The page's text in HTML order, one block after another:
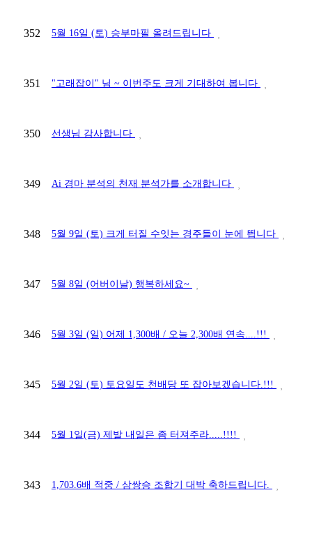
352 5월 16일 (토) 승부마필 올려드립니다
351 "고래잡이" 님 ~ 이번주도 크게 기대하여 봅니다
350 선생님 감사합니다
349 Ai 경마 분석의 천재 분석가를 소개합니다
348 5월 9일 (토) 크게 터질 수잇는 경주들이 눈에 띕니다
347 5월 8일 (어버이날) 행복하세요~
346 5월 3일 (일) 어제 1,300배 / 오늘 2,300배 연속....!!!
345 5월 2일 (토) 토요일도 천배당 또 잡아보겠습니다.!!!
344 5월 1일(금) 제발 내일은 좀 터져주라.....!!!!
343 1,703.6배 적중 / 삼쌍승 조합기 대박 축하드립니다.